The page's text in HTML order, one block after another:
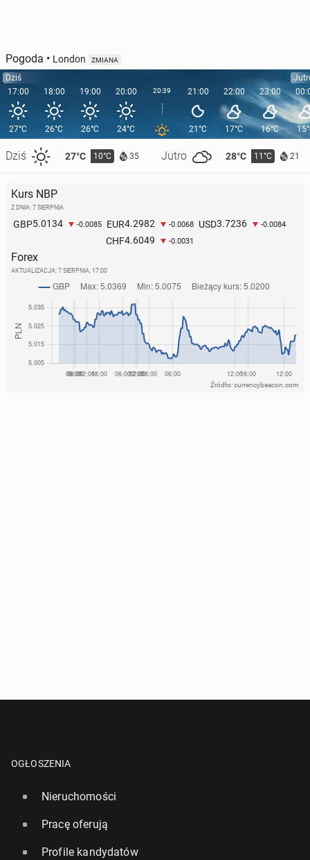
Pogoda • London ZMIANA
Dziś
17:00
27°C
Dziś 27°C 10°C 35 Jutro 28°C 11°C 21
18:00
26°C
19:00
26°C
20:00
24°C
20:39 21:00
21°C
22:00
17°C
23:00
16°C
Kurs NBP
Z DNIA: 7 SIERPNIA
GBP5.0134 -0.0085 EUR4.2982 -0.0068 USD3.7236 -0.0084
CHF4.6049 -0.0031
Forex
AKTUALIZACJA: 7 SIERPNIA, 17:00
Źródło: currencybeacon.com
OGŁOSZENIA
Nieruchomości
Pracę oferują
Profile kandydatów